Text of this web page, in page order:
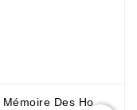
La Plus Secrète Mémoire Des Hommes - Mohamed Mbougar Sarr